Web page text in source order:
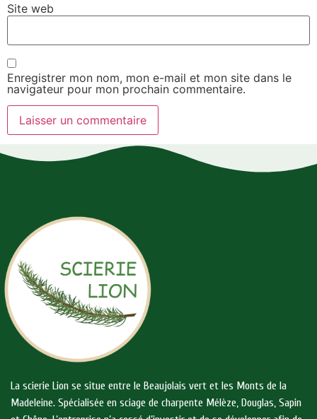
Site web
Enregistrer mon nom, mon e-mail et mon site dans le
navigateur pour mon prochain commentaire.
La scierie Lion se situe entre le Beaujolais vert et les Monts de la
Madeleine. Spécialisée en sciage de charpente Mélèze, Douglas, Sapin